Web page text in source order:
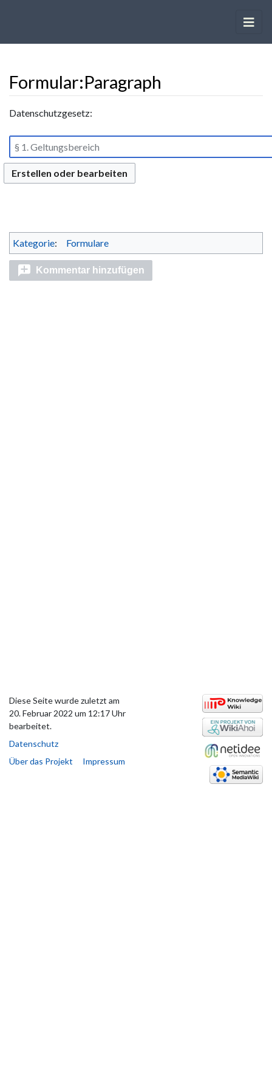
Formular:Paragraph
Wechseln zu:Navigation
Datenschutzgesetz:
Erstellen oder bearbeiten
Kategorie: Formulare
Kommentar hinzufügen
Diese Seite wurde zuletzt am
20. Februar 2022 um 12:17 Uhr
bearbeitet.
Datenschutz
Über das Projekt
Impressum